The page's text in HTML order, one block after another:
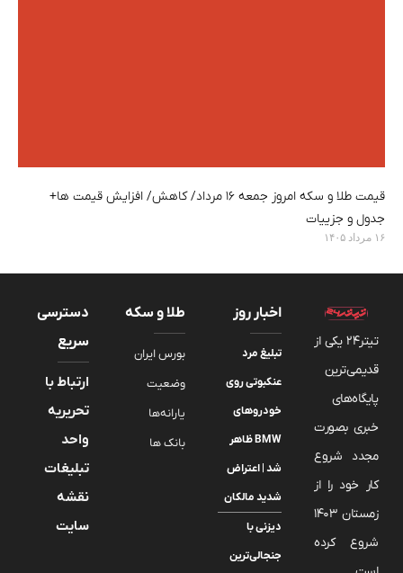
قیمت طلا و سکه امروز جمعه ۱۶ مرداد/ کاهش/ افزایش قیمت ها+
جدول و جزییات
۱۶ مرداد ۱۴۰۵
تیتر24 یکی از
قدیمی‌ترین
پایگاه‌های
خبری بصورت
مجدد شروع
کار خود را از
زمستان 1403
شروع کرده
اخبار روز
تبلیغ مرد
عنکبوتی روی
خودروهای
BMW ظاهر
شد | اعتراض
شدید مالکان
دیزنی با
جنجالی‌ترین
طلا و سکه
بورس ایران
وضعیت
یارانه‌ها
بانک ها
دسترسی
سریع
ارتباط با
تحریریه
واحد
تبلیغات
نقشه
سایت